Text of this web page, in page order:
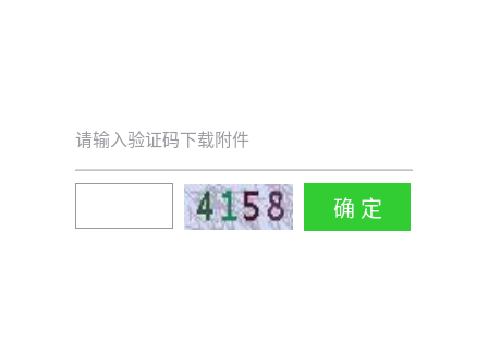
请输入验证码下载附件